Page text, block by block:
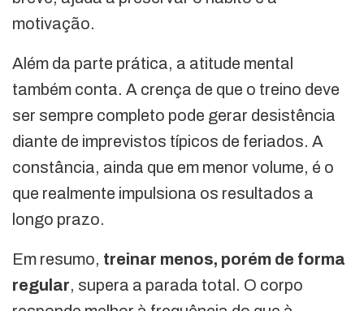
motivação.
Além da parte prática, a atitude mental
também conta. A crença de que o treino deve
ser sempre completo pode gerar desistência
diante de imprevistos típicos de feriados. A
constância, ainda que em menor volume, é o
que realmente impulsiona os resultados a
longo prazo.
Em resumo, treinar menos, porém de forma
regular, supera a parada total. O corpo